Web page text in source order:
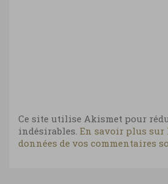
Ce site utilise Akismet pour
indésirables. En savoir plus sur
données de vos commentaires